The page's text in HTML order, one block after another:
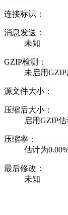
连接标识：
消息发送：
未知
GZIP检测：
未启用
源文件大小：
压缩后大小：
启用GZIP
压缩率：
估计为
最后修改：
未知